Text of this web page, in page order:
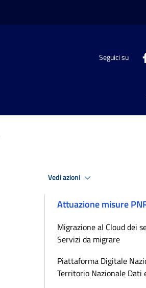
Seguici su
Vedi azioni
Attuazione misure
Migrazione al Cloud dei
Servizi da migrare
Piattaforma Digitale
Territorio Nazionale Dati